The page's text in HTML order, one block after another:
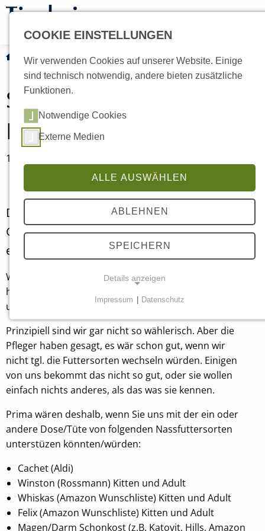
Aktuelles Current:
Spendenaufruf Katzennassfutter
Spendenaufruf
Katzennassfutter
16.07.2026
Die Nassfutterreserven für die Kleinen und
Großen Samtpfoten sind immer wieder
etwas knapp.
Weshalb die Samtpfoten und Kratzbürsten (ja, es gibt
hier beides:-)) des Tierheims Tecklenburger Land Sie
um Ihre Unterstützung bitten?
Prinzipiell sind wir gar nicht so wählerisch. Aber die
Pfleger haben gesagt, es wär schon gut, wenn wir
nicht tgl. die Futtersorten wechseln würden. Einigen
von uns bekommt das nicht so gut, oder sie wollen
einfach nichts anderes, als das was sie kennen.
Prima wären deshalb, wenn Sie uns mit der ein oder
andere Dose/Tüte von folgenden Nassfuttersorten
unterstüzen könnten/würden:
Cachet (Aldi)
Winston (Rossmann) Kitten und Adult
Whiskas (Amazon Wunschliste) Kitten und Adult
Felix (Amazon Wunschliste) Kitten und Adult
Magen/Darm Schonkost (z.B. Katovit, Hills, Amazon
COOKIE EINSTELLUNGEN
Wir verwenden Cookies auf unserer Website. Einige
sind technisch notwendig, andere bieten zusätzliche
Funktionen.
Notwendige Cookies
Externe Medien
ALLE AUSWÄHLEN
ABLEHNEN
SPEICHERN
Details anzeigen
Diese Cookies sind für die ordnungsgemäße
Funktion unserer Website erforderlich.
Einverständnis Cookie
cookie_consent
Anbieter:
Tierheim Tecklenburger Land e.V.
Zweck:
Speichern von Cookie-Einstellungen
Cookie Laufzeit:
1 Jahr
Impressum Datenschutz